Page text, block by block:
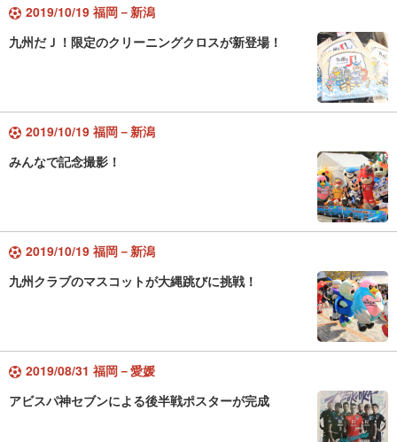
2019/10/19 福岡－新潟
九州だＪ！限定のクリーニングクロスが新登場！
2019/10/19 福岡－新潟
みんなで記念撮影！
2019/10/19 福岡－新潟
九州クラブのマスコットが大縄跳びに挑戦！
2019/08/31 福岡－愛媛
アビスパ神セブンによる後半戦ポスターが完成